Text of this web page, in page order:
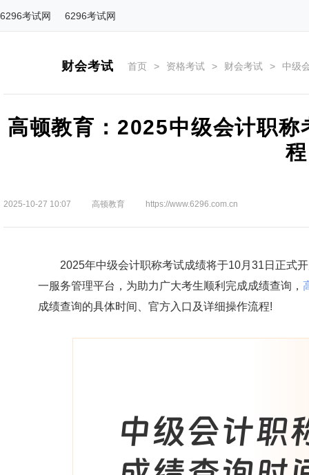
6296考试网 6296考试网
财会考试 首页 > 资格考试 > 财会考试 > 中级
高顿教育：2025中级会计职
程
2025-10-27 10:07 高顿教育 https://www.6296.com.cn
2025年中级会计职称考试成绩将于10月31日正式开
一服务管理平台，为助力广大考生顺利完成成绩查询，
成绩查询的具体时间、官方入口及详细操作流程!